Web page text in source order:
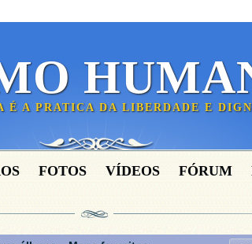
É A PRATICA DA LIBERDADE E
FOTOS VÍDEOS FÓRUM